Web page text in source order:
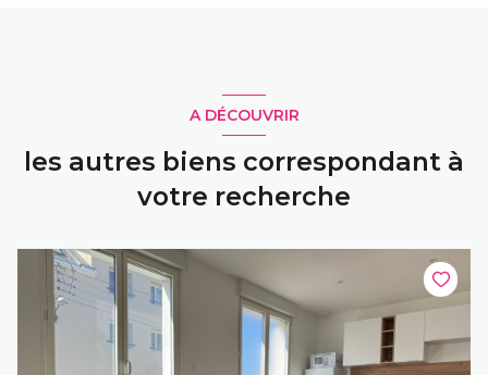
A DÉCOUVRIR
les autres biens correspondant à
votre recherche